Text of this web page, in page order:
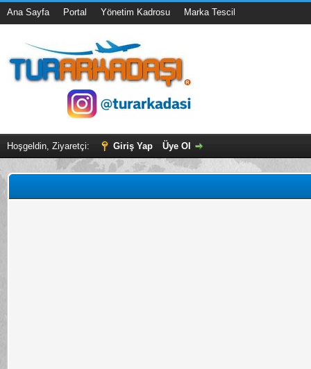
Ana Sayfa Portal Yönetim Kadrosu Marka Tescil
Hoşgeldin, Ziyaretçi: Giriş Yap Üye Ol